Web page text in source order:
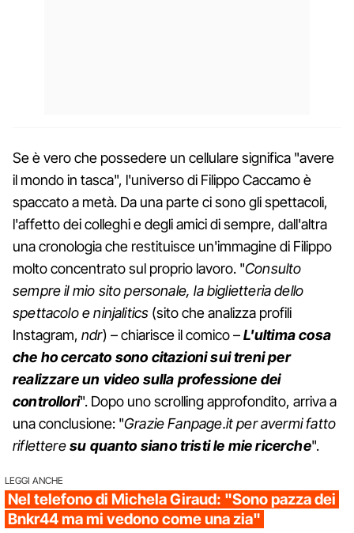
Se è vero che possedere un cellulare significa "avere
il mondo in tasca", l'universo di Filippo Caccamo è
spaccato a metà. Da una parte ci sono gli spettacoli,
l'affetto dei colleghi e degli amici di sempre, dall'altra
una cronologia che restituisce un'immagine di Filippo
molto concentrato sul proprio lavoro. "Consulto
sempre il mio sito personale, la biglietteria dello
spettacolo e ninjalitics (sito che analizza profili
Instagram, ndr) – chiarisce il comico –L'ultima cosa
che ho cercato sono citazioni sui treni per
realizzare un video sulla professione dei
controllori". Dopo uno scrolling approfondito, arriva a
una conclusione: "Grazie Fanpage.it per avermi fatto
rifletteresu quanto siano tristi le mie ricerche".
LEGGI ANCHE
Nel telefono di Michela Giraud: "Sono pazza dei
Bnkr44 ma mi vedono come una zia"